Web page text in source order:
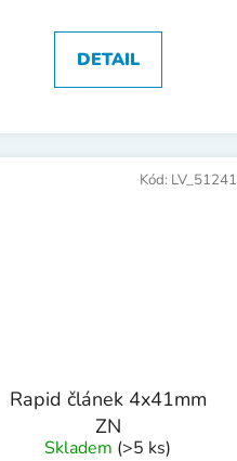
DETAIL
Rapid článek 4x41mm
ZN
Skladem (>5 ks)
Kód: LV_51241